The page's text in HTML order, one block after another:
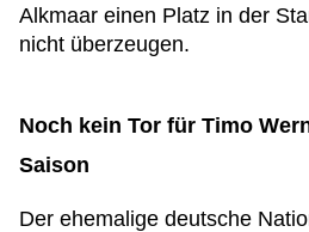
Alkmaar einen Platz in der
nicht überzeugen.
Noch kein Tor für Timo
Saison
Der ehemalige deutsche